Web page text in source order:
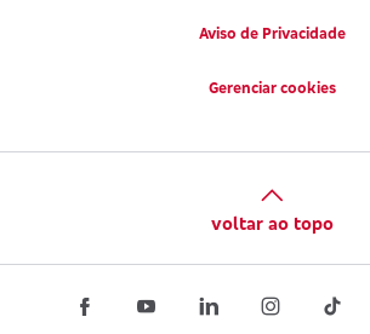
Aviso de Privacidade
Gerenciar cookies
voltar ao topo